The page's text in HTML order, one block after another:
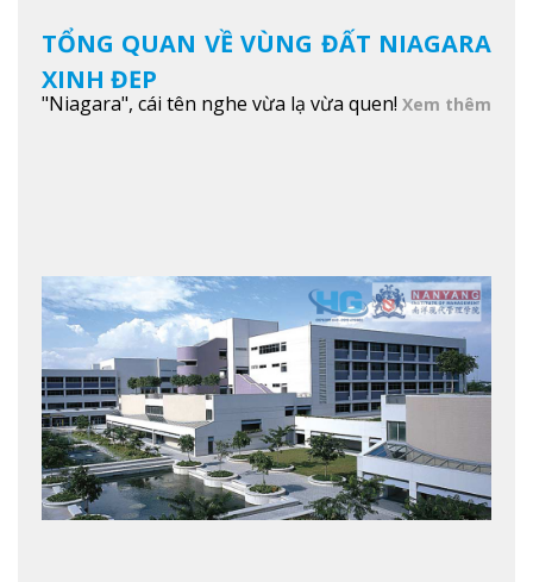
TỔNG QUAN VỀ VÙNG ĐẤT NIAGARA
XINH ĐẸP
"Niagara", cái tên nghe vừa lạ vừa quen! Xem thêm